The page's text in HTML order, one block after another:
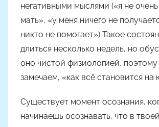
негативными мыслями («я не
мать», «у меня ничего не
никто не помогает») Такое
длиться несколько недель, но
оно чистой физиологией,
замечаем, «как всё становится на
Существует момент осознания,
начинаешь осознавать, что в